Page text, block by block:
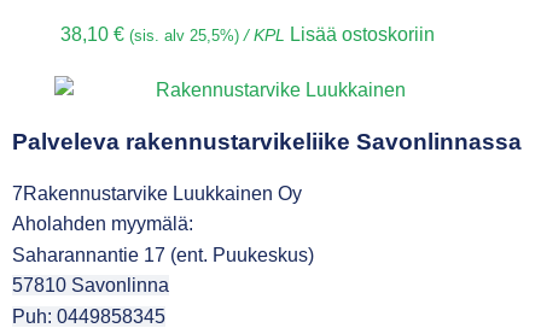
38,10 € (sis. alv 25,5%) / KPL Lisää ostoskoriin
Palveleva rakennustarvikeliike Savonlinnassa
7Rakennustarvike Luukkainen Oy
Aholahden myymälä:
Saharannantie 17 (ent. Puukeskus)
57810 Savonlinna
Puh: 0449858345